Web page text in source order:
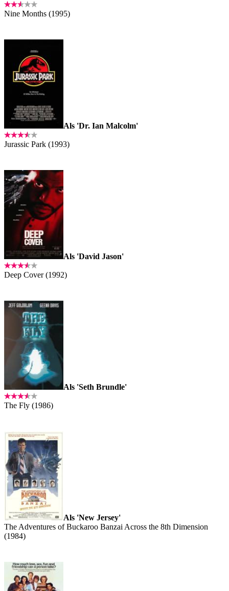
Nine Months (1995)
Als 'Dr. Ian Malcolm'
Jurassic Park (1993)
Als 'David Jason'
Deep Cover (1992)
Als 'Seth Brundle'
The Fly (1986)
Als 'New Jersey'
The Adventures of Buckaroo Banzai Across the 8th Dimension
(1984)